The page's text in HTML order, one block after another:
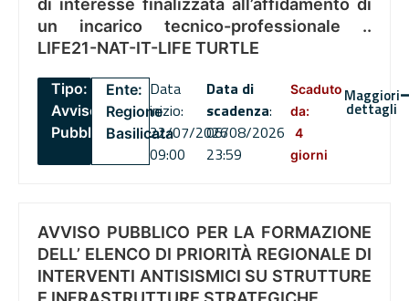
di interesse finalizzata all’affidamento di
un incarico tecnico-professionale ..
LIFE21-NAT-IT-LIFE TURTLE
Tipo:
Avviso
Pubblico
Ente:
Regione
Basilicata
Data
inizio:
22/07/2026
09:00
Data di
scadenza:
06/08/2026
23:59
Scaduto
da:
4
giorni
Maggiori
dettagli
AVVISO PUBBLICO PER LA FORMAZIONE
DELL’ ELENCO DI PRIORITÀ REGIONALE DI
INTERVENTI ANTISISMICI SU STRUTTURE